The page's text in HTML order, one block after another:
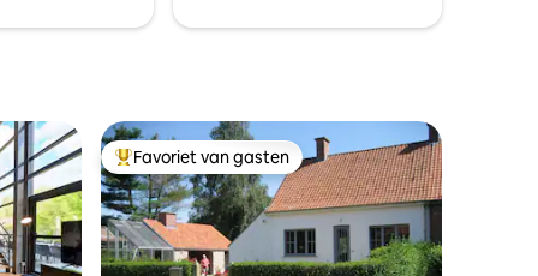
Topfavoriet van gasten
Favoriet van gasten